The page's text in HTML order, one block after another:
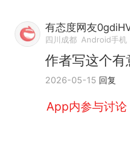
有态度网友
四川成都 Android手机
作者写这个有
2026-05-15 回复
App内参与讨论
热
那
因老师
人生
新 制